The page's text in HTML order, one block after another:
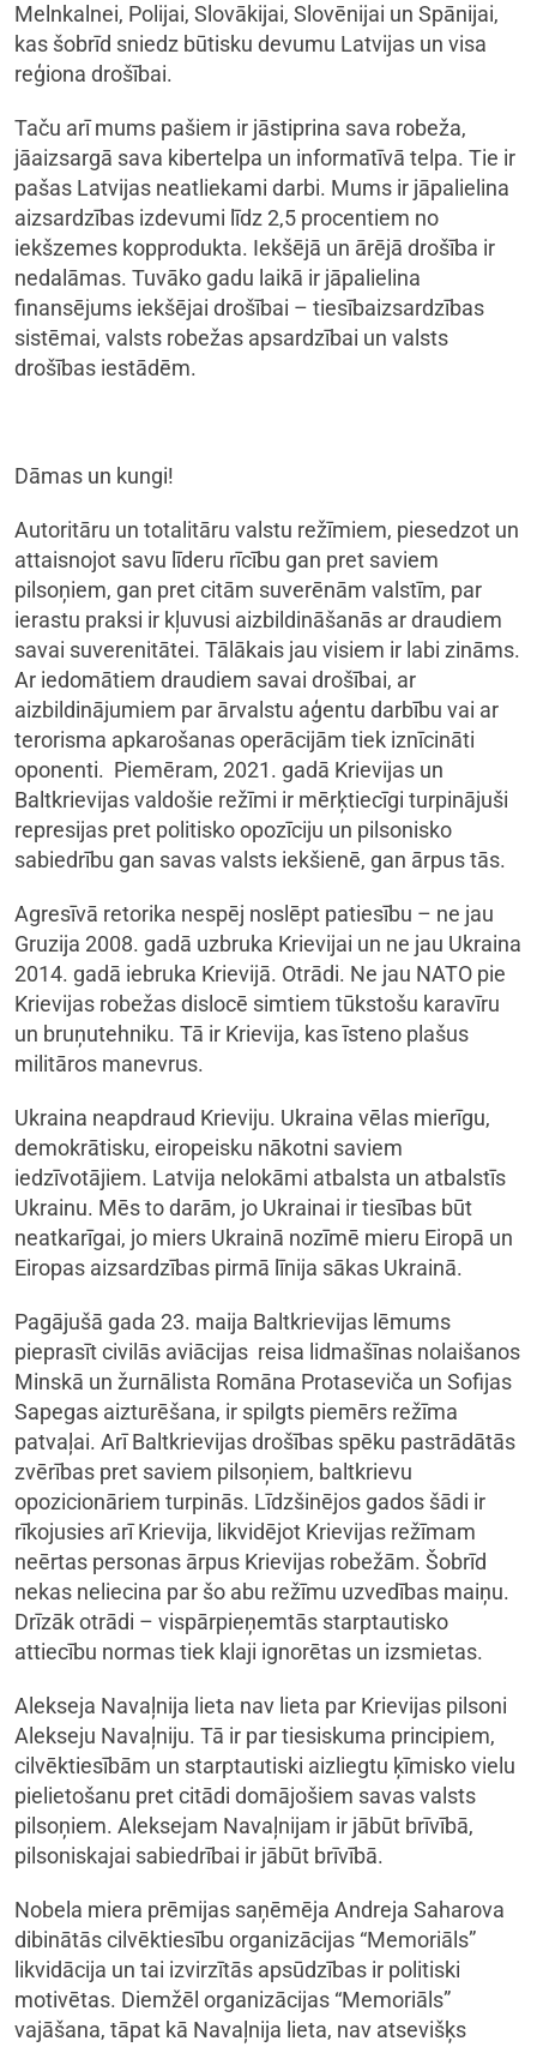
Melnkalnei, Polijai, Slovākijai, Slovēnijai un Spānijai,
kas šobrīd sniedz būtisku devumu Latvijas un visa
reģiona drošībai.
Taču arī mums pašiem ir jāstiprina sava robeža,
jāaizsargā sava kibertelpa un informatīvā telpa. Tie ir
pašas Latvijas neatliekami darbi. Mums ir jāpalielina
aizsardzības izdevumi līdz 2,5 procentiem no
iekšzemes kopprodukta. Iekšējā un ārējā drošība ir
nedalāmas. Tuvāko gadu laikā ir jāpalielina
finansējums iekšējai drošībai – tiesībaizsardzības
sistēmai, valsts robežas apsardzībai un valsts
drošības iestādēm.
Dāmas un kungi!
Autoritāru un totalitāru valstu režīmiem, piesedzot un
attaisnojot savu līderu rīcību gan pret saviem
pilsoņiem, gan pret citām suverēnām valstīm, par
ierastu praksi ir kļuvusi aizbildināšanās ar draudiem
savai suverenitātei. Tālākais jau visiem ir labi zināms.
Ar iedomātiem draudiem savai drošībai, ar
aizbildinājumiem par ārvalstu aģentu darbību vai ar
terorisma apkarošanas operācijām tiek iznīcināti
oponenti. Piemēram, 2021. gadā Krievijas un
Baltkrievijas valdošie režīmi ir mērķtiecīgi turpinājuši
represijas pret politisko opozīciju un pilsonisko
sabiedrību gan savas valsts iekšienē, gan ārpus tās.
Agresīvā retorika nespēj noslēpt patiesību – ne jau
Gruzija 2008. gadā uzbruka Krievijai un ne jau Ukraina
2014. gadā iebruka Krievijā. Otrādi. Ne jau NATO pie
Krievijas robežas dislocē simtiem tūkstošu karavīru
un bruņutehniku. Tā ir Krievija, kas īsteno plašus
militāros manevrus.
Ukraina neapdraud Krieviju. Ukraina vēlas mierīgu,
demokrātisku, eiropeisku nākotni saviem
iedzīvotājiem. Latvija nelokāmi atbalsta un atbalstīs
Ukrainu. Mēs to darām, jo Ukrainai ir tiesības būt
neatkarīgai, jo miers Ukrainā nozīmē mieru Eiropā un
Eiropas aizsardzības pirmā līnija sākas Ukrainā.
Pagājušā gada 23. maija Baltkrievijas lēmums
pieprasīt civilās aviācijas reisa lidmašīnas nolaišanos
Minskā un žurnālista Romāna Protaseviča un Sofijas
Sapegas aizturēšana, ir spilgts piemērs režīma
patvaļai. Arī Baltkrievijas drošības spēku pastrādātās
zvērības pret saviem pilsoņiem, baltkrievu
opozicionāriem turpinās. Līdzšinējos gados šādi ir
rīkojusies arī Krievija, likvidējot Krievijas režīmam
neērtas personas ārpus Krievijas robežām. Šobrīd
nekas neliecina par šo abu režīmu uzvedības maiņu.
Drīzāk otrādi – vispārpieņemtās starptautisko
attiecību normas tiek klaji ignorētas un izsmietas.
Alekseja Navaļnija lieta nav lieta par Krievijas pilsoni
Alekseju Navaļniju. Tā ir par tiesiskuma principiem,
cilvēktiesībām un starptautiski aizliegtu ķīmisko vielu
pielietošanu pret citādi domājošiem savas valsts
pilsoņiem. Aleksejam Navaļnijam ir jābūt brīvībā,
pilsoniskajai sabiedrībai ir jābūt brīvībā.
Nobela miera prēmijas saņēmēja Andreja Saharova
dibinātās cilvēktiesību organizācijas “Memoriāls”
likvidācija un tai izvirzītās apsūdzības ir politiski
motivētas. Diemžēl organizācijas “Memoriāls”
vajāšana, tāpat kā Navaļnija lieta, nav atsevišķs